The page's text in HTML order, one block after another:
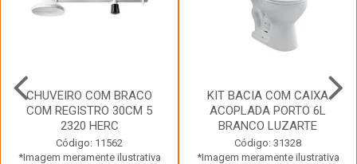
CHUVEIRO COM BRACO
COM REGISTRO 30CM 5
2320 HERC
Código: 11562
*Imagem meramente ilustrativa
KIT BACIA COM CAIXA
ACOPLADA PORTO 6L
BRANCO LUZARTE
Código: 31328
*Imagem meramente ilustrativa